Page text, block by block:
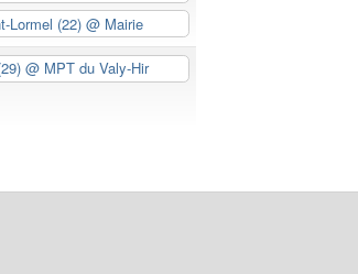
Lormel (22) @ Mairie
@ MPT du Valy-Hir